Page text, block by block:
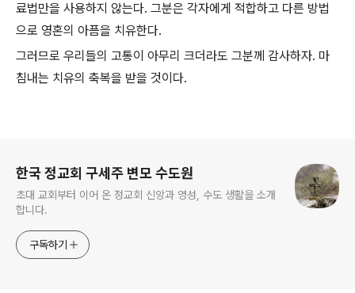
료법만을 사용하지 않는다. 그분은 각자에게 적합하고 다른 방법
으로 영혼의 아픔을 치유한다.
그러므로 우리들의 고통이 아무리 크더라도 그분께 감사하자. 마
침내는 치유의 축복을 받을 것이다.
한국 정교회 구세주 변모 수도원
초대 교회부터 이어 온 정교회 신앙과 영성, 수도 생활을 소개
합니다.
구독하기